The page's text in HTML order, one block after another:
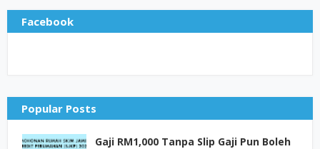
Facebook
Popular Posts
Gaji RM1,000 Tanpa Slip Gaji Pun Boleh